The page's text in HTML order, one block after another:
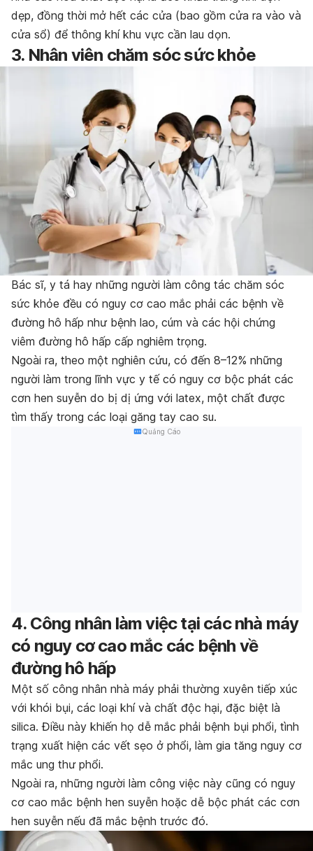
dẹp, đồng thời mở hết các cửa (bao gồm cửa ra vào và
cửa sổ) để thông khí khu vực cần lau dọn.
3. Nhân viên chăm sóc sức khỏe
Bác sĩ, y tá hay những người làm công tác chăm sóc
sức khỏe đều có nguy cơ cao mắc phải các bệnh về
đường hô hấp như bệnh lao, cúm và các hội chứng
viêm đường hô hấp cấp nghiêm trọng.
Ngoài ra, theo một nghiên cứu, có đến 8–12% những
người làm trong lĩnh vực y tế có nguy cơ bộc phát các
cơn hen suyễn do bị dị ứng với latex, một chất được
tìm thấy trong các loại găng tay cao su.
Quảng Cáo
4. Công nhân làm việc tại các nhà máy
có nguy cơ cao mắc các bệnh về
đường hô hấp
Một số công nhân nhà máy phải thường xuyên tiếp xúc
với khói bụi, các loại khí và chất độc hại, đặc biệt là
silica. Điều này khiến họ dễ mắc phải bệnh bụi phổi, tình
trạng xuất hiện các vết sẹo ở phổi, làm gia tăng nguy cơ
mắc ung thư phổi.
Ngoài ra, những người làm công việc này cũng có nguy
cơ cao mắc bệnh hen suyễn hoặc dễ bộc phát các cơn
hen suyễn nếu đã mắc bệnh trước đó.